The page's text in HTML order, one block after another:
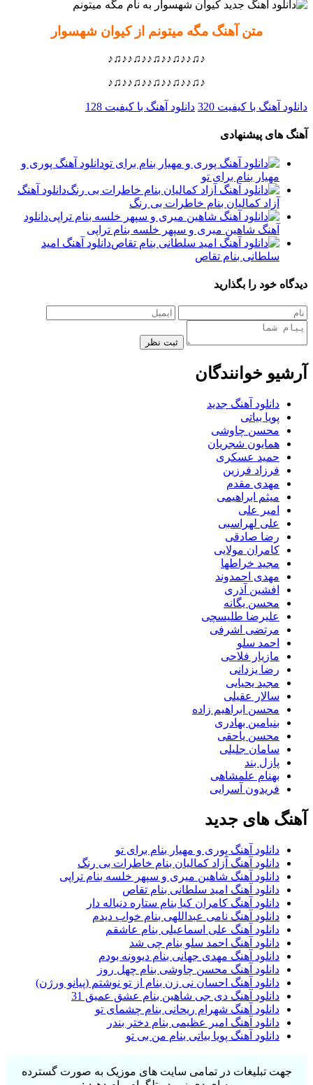
متن آهنگ مگه میتونم از کیوان شهسوار
♪♫♪♪♫♪♪♫♪♪♫♪♪♫♪
♪♫♪♪♫♪♪♫♪♪♫♪♪♫♪
دانلود آهنگ با کیفیت 320 دانلود آهنگ با کیفیت 128
آهنگ های پیشنهادی
دانلود آهنگ پوری و
مهیار بنام برای تو
دانلود آهنگ
آزاد کمالیان بنام خاطرات بی رنگ
دانلود
آهنگ شاهین میری و سپهر خلسه بنام تراپی
دانلود آهنگ امید
سلطانی بنام تقاص
دیدگاه خود را بگذارید
ثبت نظر
آرشیو خوانندگان
دانلود آهنگ جدید
پویا بیاتی
محسن چاوشی
همایون شجریان
حمید عسکری
فرزاد فرزین
مهدی مقدم
میثم ابراهیمی
امیر علی
علی لهراسبی
رضا صادقی
کامران مولایی
مجید خراطها
مهدی احمدوند
افشین آذری
محسن یگانه
علیرضا طلیسچی
مرتضی اشرفی
احمد سلو
مازیار فلاحی
رضا یزدانی
مجید یحیایی
سالار عقیلی
محسن ابراهیم زاده
بنیامین بهادری
محسن یاحقی
سامان جلیلی
پازل بند
بهنام علمشاهی
فریدون آسرایی
آهنگ های جدید
دانلود آهنگ پوری و مهیار بنام برای تو
دانلود آهنگ آزاد کمالیان بنام خاطرات بی رنگ
دانلود آهنگ شاهین میری و سپهر خلسه بنام تراپی
دانلود آهنگ امید سلطانی بنام تقاص
دانلود آهنگ کامران کیا بنام ستاره دنباله دار
دانلود آهنگ نامی عبداللهی بنام خواب دیدم
دانلود آهنگ علی اسماعیلی بنام عاشقم
دانلود آهنگ احمد سلو بنام چی شد
دانلود آهنگ مهدی جهانی بنام دیوونه بودم
دانلود آهنگ محسن چاوشی بنام چهل روز
دانلود آهنگ احسان نی زن بنام از تو نوشتم (پیانو ورژن)
دانلود آهنگ دی جی شاهین بنام عشق عمیق 31
دانلود آهنگ شهرام ریحانی بنام چشمای تو
دانلود آهنگ امیر عظیمی بنام دختر بندر
دانلود آهنگ پویا بیاتی بنام من بی تو
جهت تبلیغات در تمامی سایت های موزیک به صورت گسترده